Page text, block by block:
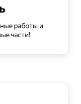
работы и
части!